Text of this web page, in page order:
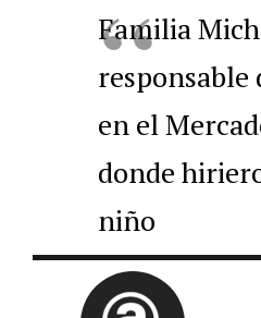
Familia
responsable
en el
donde
niño